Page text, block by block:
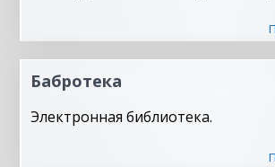
Бабротека
Электронная библиотека.